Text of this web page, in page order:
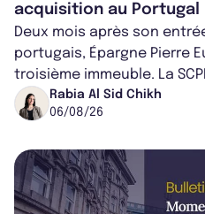
acquisition au Portugal
Deux mois après son
portugais, Épargne Pierre
troisième immeuble. La
dans le centre du pays, un
Rabia Al Sid Chikh
06/08/26